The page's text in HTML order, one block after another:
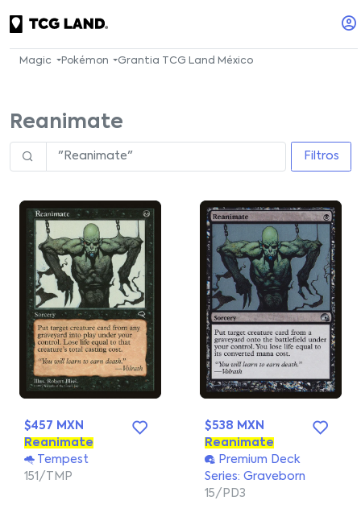
Magic Pokémon Grantia TCG Land México
Reanimate
Filtros
$457 MXN
Reanimate
Tempest
151/TMP
$538 MXN
Reanimate
Premium Deck
Series: Graveborn
15/PD3